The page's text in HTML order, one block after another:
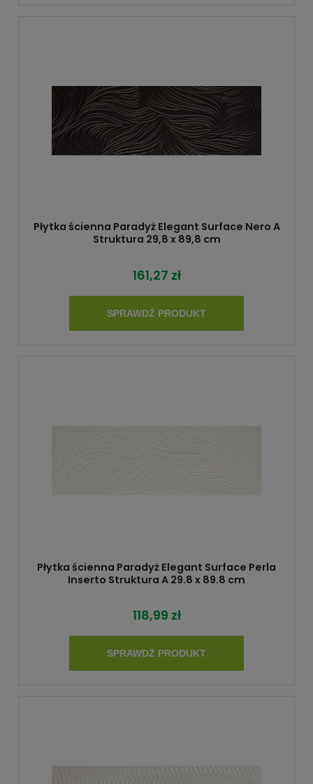
Płytka ścienna Paradyż Elegant Surface Nero A
Struktura 29,8 x 89,8 cm
161,27 zł
SPRAWDŹ PRODUKT
Płytka ścienna Paradyż Elegant Surface Perla
Inserto Struktura A 29.8 x 89.8 cm
118,99 zł
SPRAWDŹ PRODUKT